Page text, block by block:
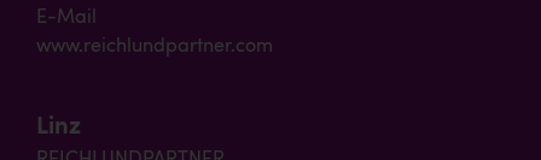
E-Mail
www.reichlundpartner.com
Linz